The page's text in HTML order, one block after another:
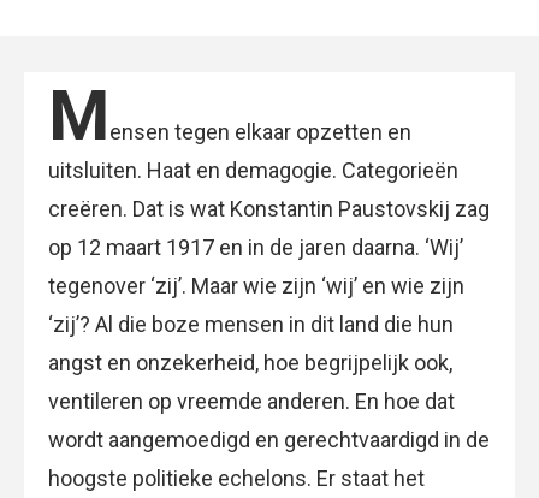
Mensen tegen elkaar opzetten en
uitsluiten. Haat en demagogie. Categorieën
creëren. Dat is wat Konstantin Paustovskij zag
op 12 maart 1917 en in de jaren daarna. ‘Wij’
tegenover ‘zij’. Maar wie zijn ‘wij’ en wie zijn
‘zij’? Al die boze mensen in dit land die hun
angst en onzekerheid, hoe begrijpelijk ook,
ventileren op vreemde anderen. En hoe dat
wordt aangemoedigd en gerechtvaardigd in de
hoogste politieke echelons. Er staat het